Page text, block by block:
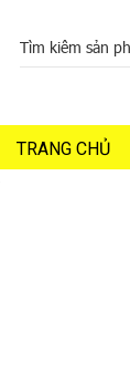
TRANG CHỦ